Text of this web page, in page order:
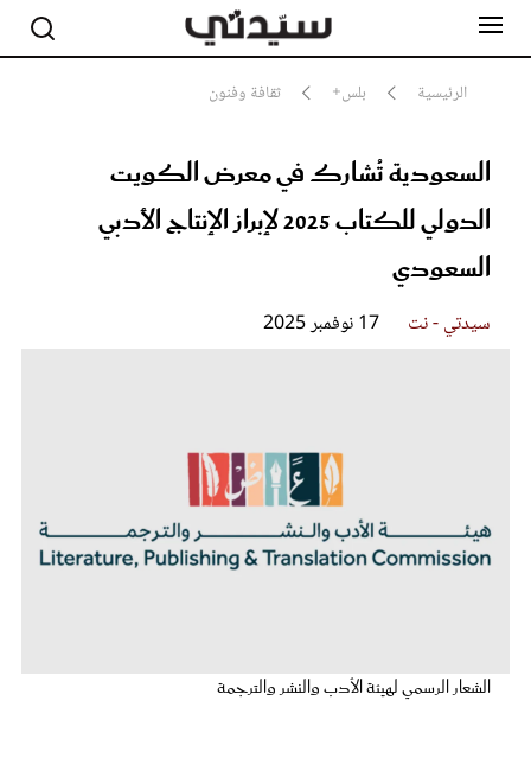
الرئيسية بلس+ ثقافة وفنون
السعودية تُشارك في معرض الكويت
الدولي للكتاب 2025 لإبراز الإنتاج الأدبي
السعودي
سيدتي - نت 17 نوفمبر 2025
الشعار الرسمي لهيئة الأدب والنشر والترجمة
مشاهير
جمال
صحة ورشاقة
سيدتي وطفلك
بلس+
عروس سيدتي